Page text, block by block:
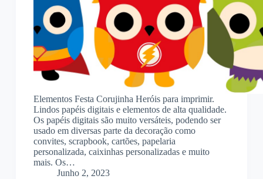
Elementos Festa Corujinha Heróis para imprimir.
Lindos papéis digitais e elementos de alta qualidade.
Os papéis digitais são muito versáteis, podendo ser
usado em diversas parte da decoração como
convites, scrapbook, cartões, papelaria
personalizada, caixinhas personalizadas e muito
mais. Os…
Junho 2, 2023